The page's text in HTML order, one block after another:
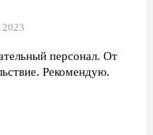
2023
персонал. От
Рекомендую.